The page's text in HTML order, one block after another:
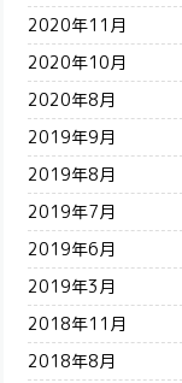
2020年11月
2020年10月
2020年8月
2019年9月
2019年8月
2019年7月
2019年6月
2019年3月
2018年11月
2018年8月